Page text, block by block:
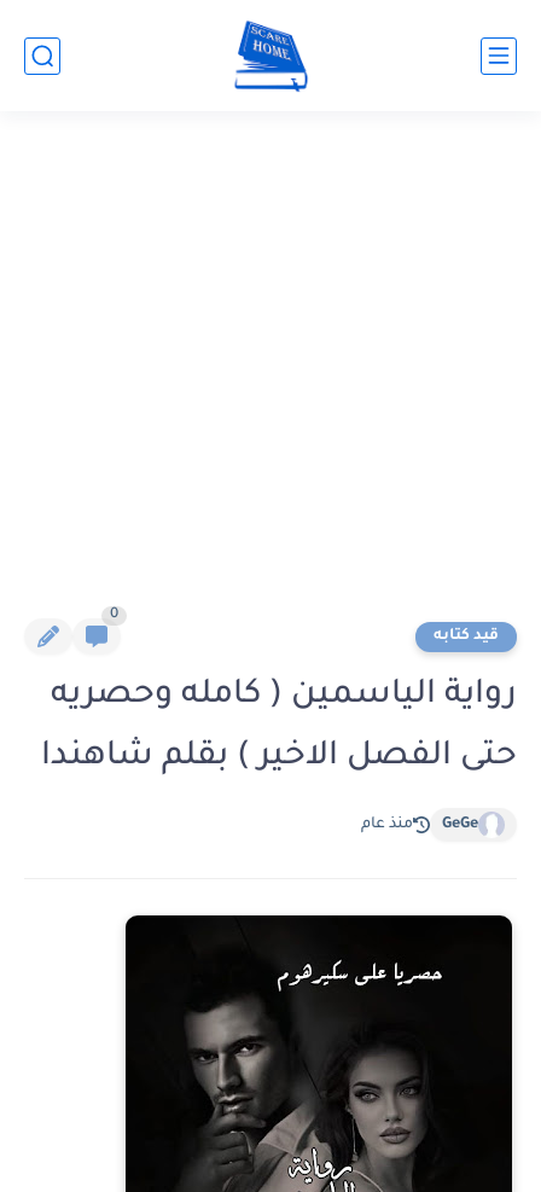
قيد كتابه
0
رواية الياسمين ( كامله وحصريه
حتى الفصل الاخير ) بقلم شاهندا
GeGe منذ عام